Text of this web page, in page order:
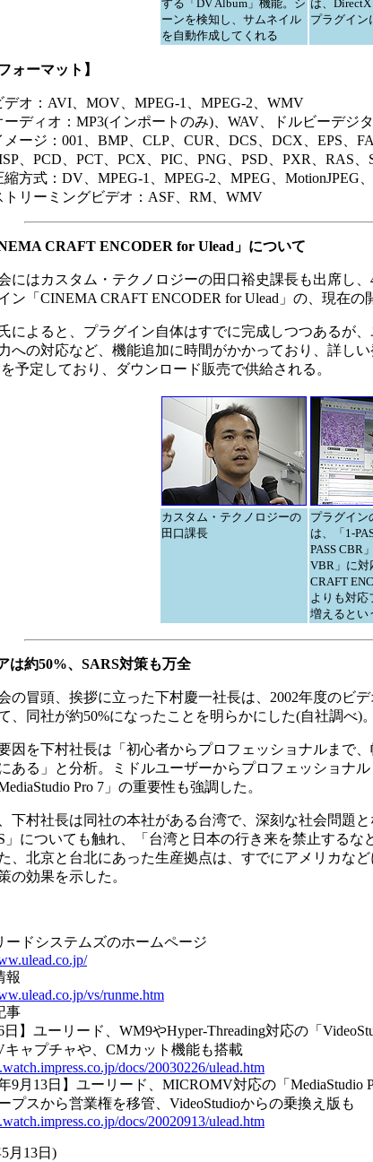
する「DV Album」機能。シ
ーンを検知し、サムネイル
を自動作成してくれる
は、
プラグイン
ォーマット】
デオ：AVI、MOV、MPEG-1、MPEG-2、WMV
ーディオ：MP3(インポートのみ)、WAV、ドルビーデジ
メージ：001、BMP、CLP、CUR、DCS、DCX、EPS、
、PCD、PCT、PCX、PIC、PNG、PSD、PXR、RAS
縮方式：DV、MPEG-1、MPEG-2、MPEG、MotionJPEG
トリーミングビデオ：ASF、RM、WMV
CRAFT ENCODER for Ulead」について
にはカスタム・テクノロジーの田口裕史課長も出席し
ン「CINEMA CRAFT ENCODER for Ulead」の、現在の
によると、プラグイン自体はすでに完成しつつあるが
への対応など、機能追加に時間がかかっており、詳し
を予定しており、ダウンロード販売で供給される。
カスタム・テクノロジーの
田口課長
プラグイン
は、「1-
PASS CBR
VBR」に対
CRAFT
よりも対応
増えるとい
は約50%、SARS対策も万全
の冒頭、挨拶に立った下村慶一社長は、2002年度のビ
、同社が約50%になったことを明らかにした(自社調べ)。
因を下村社長は「初心者からプロフェッショナルまで
ある」と分析。ミドルユーザーからプロフェッショナ
Pro 7」の重要性も強調した。
下村社長は同社の本社がある台湾で、深刻な社会問題
」についても触れ、「台湾と日本の行き来を禁止する
、北京と台北にあった生産拠点は、すでにアメリカな
の効果を示した。
ードシステムズのホームページ
報
vs/runme.htm
事
日】ユーリード、WM9やHyper-Threading対応の「
ャプチャや、CMカット機能も搭載
docs/20030226/ulead.htm
年9月13日】ユーリード、MICROMV対応の「MediaStudio
プスから営業権を移管、VideoStudioからの乗換え版も
docs/20020913/ulead.htm
月13日 )